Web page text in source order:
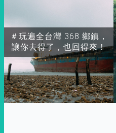
＃玩遍全台灣 368 鄉鎮，
讓你去得了，也回得來！